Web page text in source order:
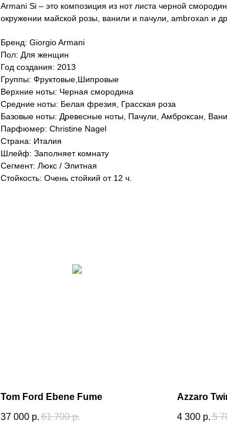
Armani Si – это композиция из нот листа черной
окружении майской розы, ванили и пачули, ambroxan и
Бренд: Giorgio Armani
Пол: Для женщин
Год создания: 2013
Группы: Фруктовые,Шипровые
Верхние ноты: Черная смородина
Средние ноты: Белая фрезия, Грасская роза
Базовые ноты: Древесные ноты, Пачули, Амброксан,
Парфюмер: Christine Nagel
Страна: Италия
Шлейф: Заполняет комнату
Сегмент: Люкс / Элитная
Стойкость: Очень стойкий от 12 ч.
Tom Ford Ebene Fume
37 000 р. 61 700 р.
Azzaro
4 300 р. 5